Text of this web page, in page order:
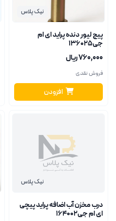
نیک پلاس
پیچ لیور دنده پراید ای ام
جی136025
۷۶۰٬۰۰۰ ریال
فروش نقدی
افزودن
نیک پلاس
درب مخزن آب اضافه پراید پیچی
ای ام جی164002